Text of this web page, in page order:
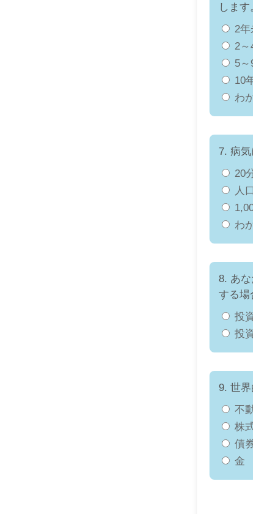
しま
2年
2～
5～
10
わ
7. 病
20
人
わ
8. あ
する場
投
投
9. 世
不
株
債
金